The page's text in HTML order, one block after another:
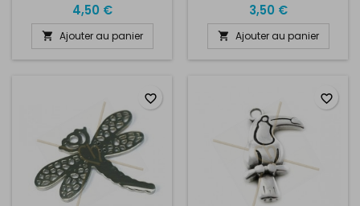
4,50 €
 Ajouter au panier
3,50 €
 Ajouter au panier
favorite_border favorite_border